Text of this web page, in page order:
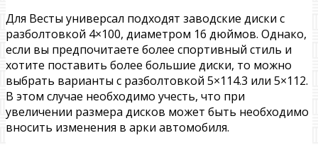
Для Весты универсал подходят заводские диски с
разболтовкой 4×100, диаметром 16 дюймов. Однако,
если вы предпочитаете более спортивный стиль и
хотите поставить более большие диски, то можно
выбрать варианты с разболтовкой 5×114.3 или 5×112.
В этом случае необходимо учесть, что при
увеличении размера дисков может быть необходимо
вносить изменения в арки автомобиля.